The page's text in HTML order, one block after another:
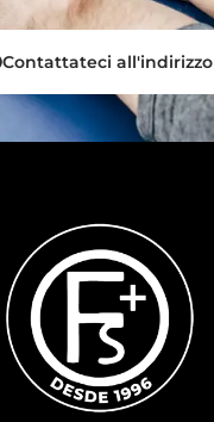
Contattateci all'indirizzo